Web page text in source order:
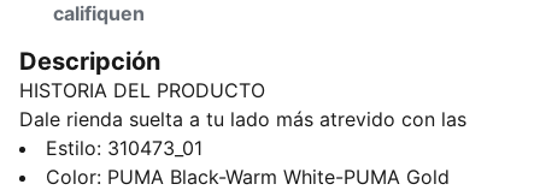
califiquen
Descripción
HISTORIA DEL PRODUCTO
Dale rienda suelta a tu lado más atrevido con las
nuevas Softride 5, diseñadas específicamente para
mujeres. Cuentan con goma EVA Softride para
Estilo: 310473_01
Color: PUMA Black-Warm White-PUMA Gold